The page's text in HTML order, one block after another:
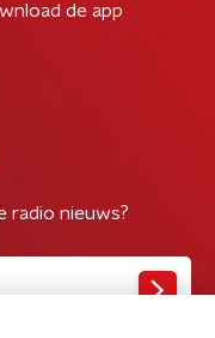
de app
radio nieuws?